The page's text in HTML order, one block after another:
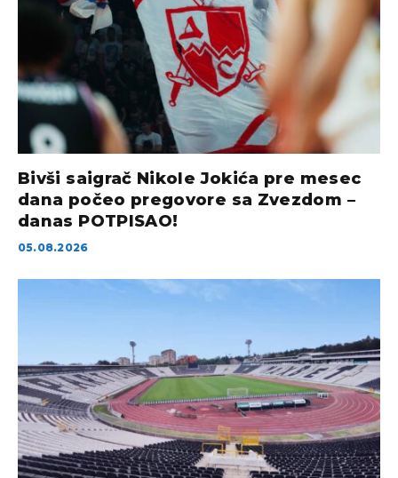
Bivši saigrač Nikole Jokića pre mesec
dana počeo pregovore sa Zvezdom –
danas POTPISAO!
05.08.2026